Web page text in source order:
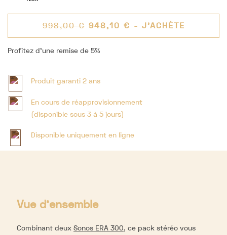
998,00 € 948,10 € - J'ACHÈTE
Profitez d'une remise de 5%
Produit garanti 2 ans
En cours de réapprovisionnement
(disponible sous 3 à 5 jours)
Disponible uniquement en ligne
Vue d'ensemble
Combinant deux Sonos ERA 300, ce pack stéréo vous